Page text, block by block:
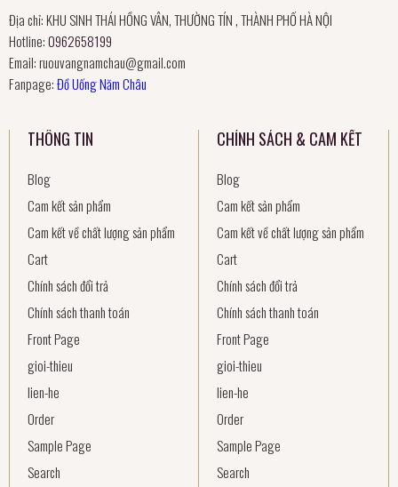
Địa chỉ: KHU SINH THÁI HỒNG VÂN, THƯỜNG TÍN , THÀNH PHỐ HÀ NỘI
Hotline:0962658199
Email:ruouvangnamchau@gmail.com
Fanpage:Đồ Uống Năm Châu
THÔNG TIN
Blog
Cam kết sản phẩm
Cam kết về chất lượng sản phẩm
Cart
Chính sách đổi trả
Chính sách thanh toán
Front Page
gioi-thieu
lien-he
Order
Sample Page
Search
CHÍNH SÁCH & CAM KẾT
Blog
Cam kết sản phẩm
Cam kết về chất lượng sản phẩm
Cart
Chính sách đổi trả
Chính sách thanh toán
Front Page
gioi-thieu
lien-he
Order
Sample Page
Search